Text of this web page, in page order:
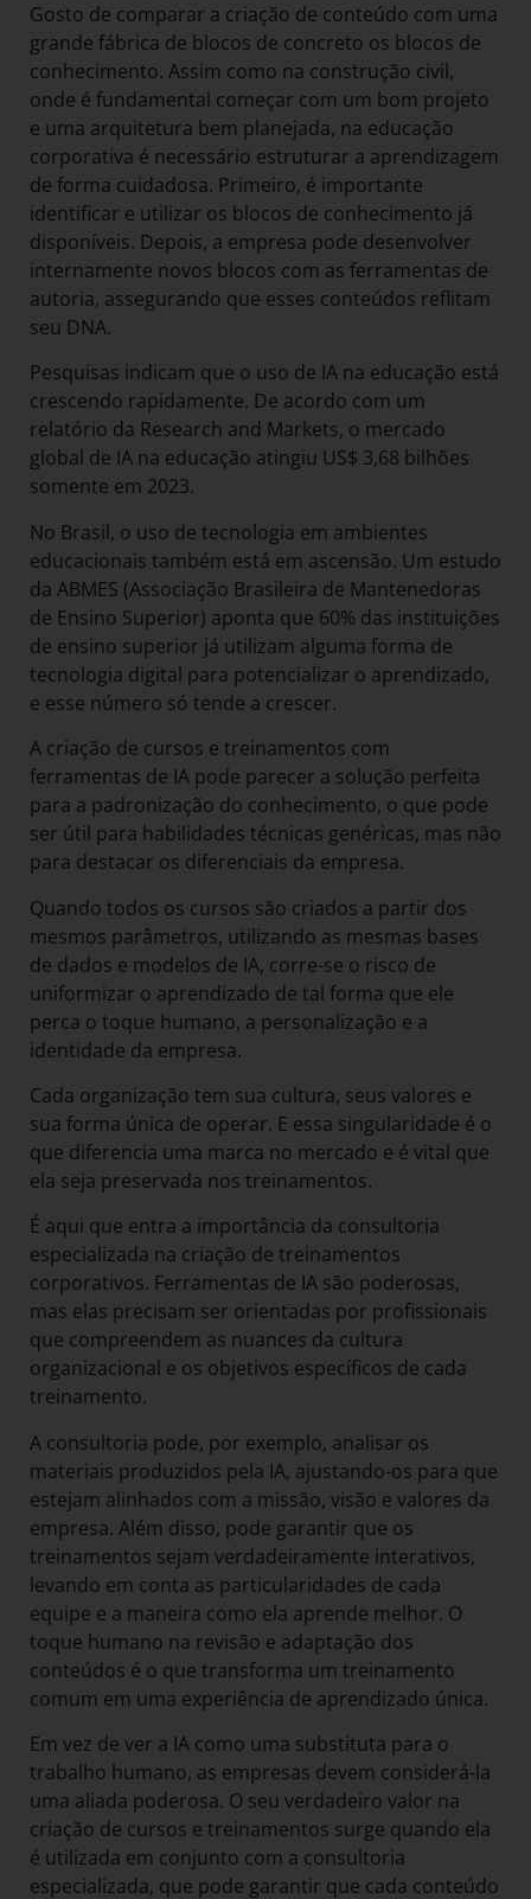
Gosto de comparar a criação de conteúdo com uma
grande fábrica de blocos de concreto os blocos de
conhecimento. Assim como na construção civil,
onde é fundamental começar com um bom projeto
e uma arquitetura bem planejada, na educação
corporativa é necessário estruturar a aprendizagem
de forma cuidadosa. Primeiro, é importante
identificar e utilizar os blocos de conhecimento já
disponíveis. Depois, a empresa pode desenvolver
internamente novos blocos com as ferramentas de
autoria, assegurando que esses conteúdos reflitam
seu DNA.
Pesquisas indicam que o uso de IA na educação está
crescendo rapidamente. De acordo com um
relatório da Research and Markets, o mercado
global de IA na educação atingiu US$ 3,68 bilhões
somente em 2023.
No Brasil, o uso de tecnologia em ambientes
educacionais também está em ascensão. Um estudo
da ABMES (Associação Brasileira de Mantenedoras
de Ensino Superior) aponta que 60% das instituições
de ensino superior já utilizam alguma forma de
tecnologia digital para potencializar o aprendizado,
e esse número só tende a crescer.
A criação de cursos e treinamentos com
ferramentas de IA pode parecer a solução perfeita
para a padronização do conhecimento, o que pode
ser útil para habilidades técnicas genéricas, mas não
para destacar os diferenciais da empresa.
Quando todos os cursos são criados a partir dos
mesmos parâmetros, utilizando as mesmas bases
de dados e modelos de IA, corre-se o risco de
uniformizar o aprendizado de tal forma que ele
perca o toque humano, a personalização e a
identidade da empresa.
Cada organização tem sua cultura, seus valores e
sua forma única de operar. E essa singularidade é o
que diferencia uma marca no mercado e é vital que
ela seja preservada nos treinamentos.
É aqui que entra a importância da consultoria
especializada na criação de treinamentos
corporativos. Ferramentas de IA são poderosas,
mas elas precisam ser orientadas por profissionais
que compreendem as nuances da cultura
organizacional e os objetivos específicos de cada
treinamento.
A consultoria pode, por exemplo, analisar os
materiais produzidos pela IA, ajustando-os para que
estejam alinhados com a missão, visão e valores da
empresa. Além disso, pode garantir que os
treinamentos sejam verdadeiramente interativos,
levando em conta as particularidades de cada
equipe e a maneira como ela aprende melhor. O
toque humano na revisão e adaptação dos
conteúdos é o que transforma um treinamento
comum em uma experiência de aprendizado única.
Em vez de ver a IA como uma substituta para o
trabalho humano, as empresas devem considerá-la
uma aliada poderosa. O seu verdadeiro valor na
criação de cursos e treinamentos surge quando ela
é utilizada em conjunto com a consultoria
especializada, que pode garantir que cada conteúdo